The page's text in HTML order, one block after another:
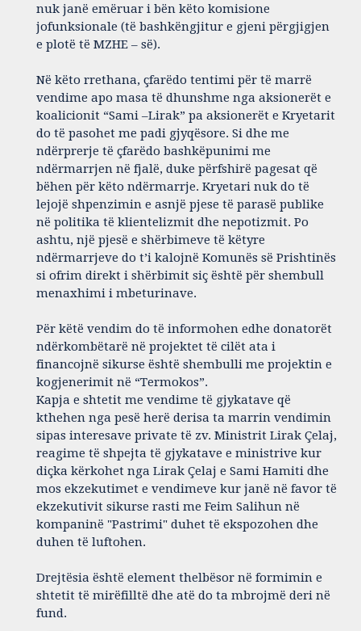
nuk janë emëruar i bën këto komisione
jofunksionale (të bashkëngjitur e gjeni përgjigjen
e plotë të MZHE – së).
Në këto rrethana, çfarëdo tentimi për të marrë
vendime apo masa të dhunshme nga aksionerët e
koalicionit “Sami –Lirak” pa aksionerët e Kryetarit
do të pasohet me padi gjyqësore. Si dhe me
ndërprerje të çfarëdo bashkëpunimi me
ndërmarrjen në fjalë, duke përfshirë pagesat që
bëhen për këto ndërmarrje. Kryetari nuk do të
lejojë shpenzimin e asnjë pjese të parasë publike
në politika të klientelizmit dhe nepotizmit. Po
ashtu, një pjesë e shërbimeve të këtyre
ndërmarrjeve do t’i kalojnë Komunës së Prishtinës
si ofrim direkt i shërbimit siç është për shembull
menaxhimi i mbeturinave.
Për këtë vendim do të informohen edhe donatorët
ndërkombëtarë në projektet të cilët ata i
financojnë sikurse është shembulli me projektin e
kogjenerimit në “Termokos”.
Kapja e shtetit me vendime të gjykatave që
kthehen nga pesë herë derisa ta marrin vendimin
sipas interesave private të zv. Ministrit Lirak Çelaj,
reagime të shpejta të gjykatave e ministrive kur
diçka kërkohet nga Lirak Çelaj e Sami Hamiti dhe
mos ekzekutimet e vendimeve kur janë në favor të
ekzekutivit sikurse rasti me Feim Salihun në
kompaninë "Pastrimi" duhet të ekspozohen dhe
duhen të luftohen.
Drejtësia është element thelbësor në formimin e
shtetit të mirëfilltë dhe atë do ta mbrojmë deri në
fund.